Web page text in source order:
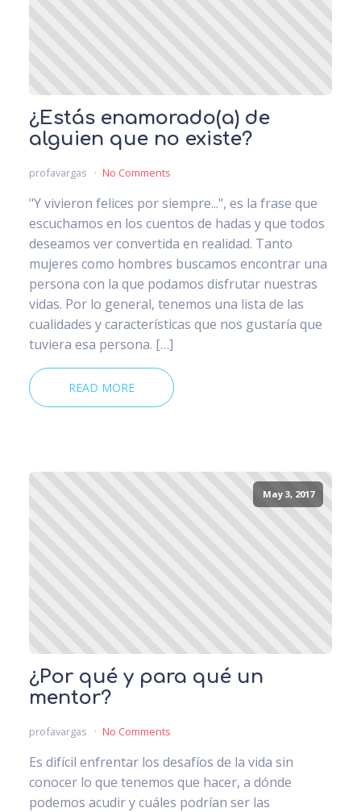
¿Estás enamorado(a) de
alguien que no existe?
profavargas No Comments
"Y vivieron felices por siempre...", es la frase que
escuchamos en los cuentos de hadas y que todos
deseamos ver convertida en realidad. Tanto
mujeres como hombres buscamos encontrar una
persona con la que podamos disfrutar nuestras
vidas. Por lo general, tenemos una lista de las
cualidades y características que nos gustaría que
tuviera esa persona. […]
READ MORE
May 3, 2017
¿Por qué y para qué un
mentor?
profavargas No Comments
Es difícil enfrentar los desafíos de la vida sin
conocer lo que tenemos que hacer, a dónde
podemos acudir y cuáles podrían ser las